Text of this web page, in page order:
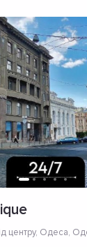
центру, Одеса,